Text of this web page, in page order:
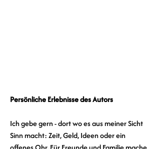
Persönliche Erlebnisse des Autors
Ich gebe gern - dort wo es aus meiner Sicht
Sinn macht: Zeit, Geld, Ideen oder ein